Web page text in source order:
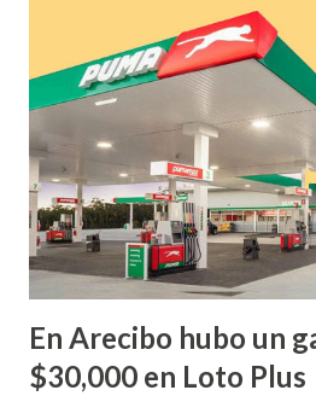
Urbanización Las Lomas en el
¡Enhorabuena que lo disfrute!
...
En Arecibo hubo un
$30,000 en Loto Plus